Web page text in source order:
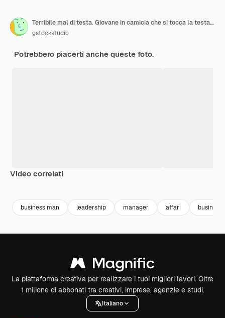
Terribile mal di testa. Giovane in camicia che si tocca la testa e tiene gli occhi chiusi mentre sta in piedi su sfondo bianco white
gstockstudio
Potrebbero piacerti anche queste foto.
Video correlati
business man leadership manager affari business
La piattaforma creativa per realizzare i tuoi migliori lavori. Oltre
1 milione di abbonati tra creativi, imprese, agenzie e studi.
Italiano